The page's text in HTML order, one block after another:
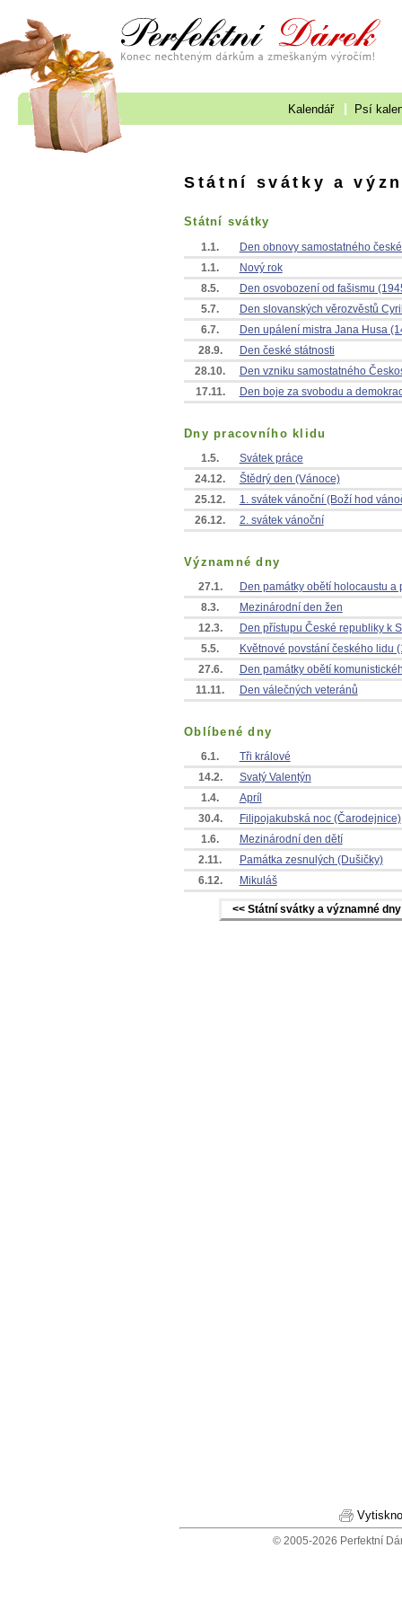
Kalendář Psí
Státní svátky a
Státní svátky
1.1.
Den obnovy samostatného
1.1.
Nový rok
8.5.
Den osvobození od fašismu
5.7.
Den slovanských věrozvěstů
6.7.
Den upálení mistra Jana Husa
28.9.
Den české státnosti
28.10.
Den vzniku samostatného
17.11.
Den boje za svobodu a
Dny pracovního klidu
1.5.
Svátek práce
24.12.
Štědrý den (Vánoce)
25.12.
1. svátek vánoční (Boží hod
26.12.
2. svátek vánoční
Významné dny
27.1.
Den památky obětí holocaustu
8.3.
Mezinárodní den žen
12.3.
Den přístupu České republiky k
5.5.
Květnové povstání českého lidu
27.6.
Den památky obětí
11.11.
Den válečných veteránů
Oblíbené dny
6.1.
Tři králové
14.2.
Svatý Valentýn
1.4.
Apríl
30.4.
Filipojakubská noc (Čarodejnice)
1.6.
Mezinárodní den dětí
2.11.
Památka zesnulých (Dušičky)
6.12.
Mikuláš
<< Státní svátky a významné
© 2005-2026 Perfektní